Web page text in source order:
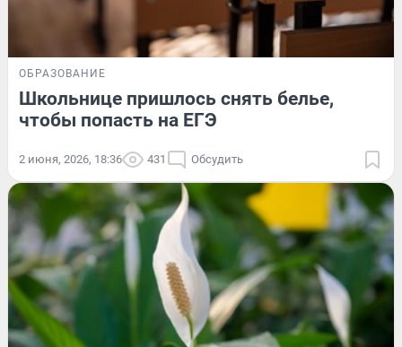
ОБРАЗОВАНИЕ
Школьнице пришлось снять белье,
чтобы попасть на ЕГЭ
2 июня, 2026, 18:36 431 Обсудить